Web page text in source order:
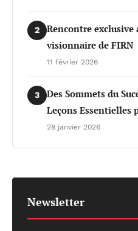
2
Rencontre exclusive
visionnaire de FIRN
11 février 2026
3
Des Sommets du
Leçons Essentielles
28 janvier 2026
Newsletter